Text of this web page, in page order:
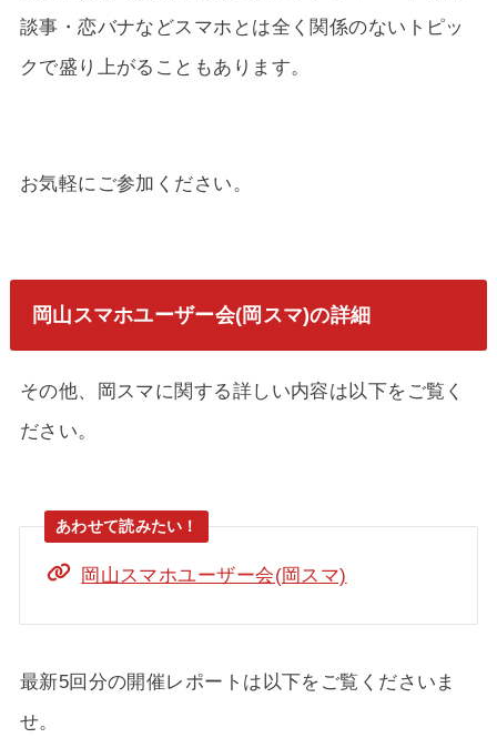
談事・恋バナなどスマホとは全く関係のないトピッ
クで盛り上がることもあります。
お気軽にご参加ください。
岡山スマホユーザー会(岡スマ)の詳細
その他、岡スマに関する詳しい内容は以下をご覧く
ださい。
岡山スマホユーザー会(岡スマ)
最新5回分の開催レポートは以下をご覧くださいま
せ。